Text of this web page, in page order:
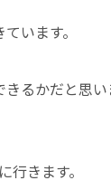
います。
るかだと思い
きます。